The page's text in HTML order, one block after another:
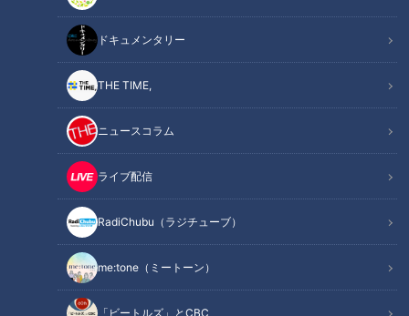
ドキュメンタリー
THE TIME,
ニュースコラム
ライブ配信
RadiChubu（ラジチューブ）
me:tone（ミートーン）
「ビートルズ」とCBC
画を見ながら「これは、間違い無く親父が描いたものです。」
と言う。「こっちへお茶、持ってきますか？」というイッセー
尾形の台詞で家主が決定する。当初は、絵の話しで和やかなム
ードであった。しかし鶴瓶が「これは盗まれた絵なんですよ
ね」と早速仕掛ける。しかしイッセーは、「この絵は神戸で鶴
瓶の父親に貨したお金の担保だった。」と言う。鶴瓶はそれに
満足せず「さっき私が訪ねて来た時、奥さんが青い顔になって
奥に逃げるようにして行きましたけど？」と更に追い詰める。
鶴瓶は、最終的にイッセ ーの妻は鶴瓶の父親の愛人であった
という状況に持ち込んだ。
「あなたの奥さんが僕 の家庭をめちゃくちゃにした。」と訴